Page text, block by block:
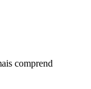
comprend